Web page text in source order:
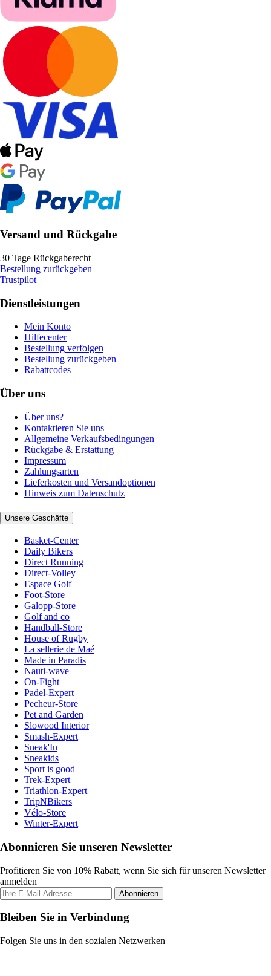
Versand und Rückgabe
30 Tage Rückgaberecht
Bestellung zurückgeben
Trustpilot
Dienstleistungen
Mein Konto
Hilfecenter
Bestellung verfolgen
Bestellung zurückgeben
Rabattcodes
Über uns
Über uns?
Kontaktieren Sie uns
Allgemeine Verkaufsbedingungen
Rückgabe & Erstattung
Impressum
Zahlungsarten
Lieferkosten und Versandoptionen
Hinweis zum Datenschutz
Unsere Geschäfte
Basket-Center
Daily Bikers
Direct Running
Direct-Volley
Espace Golf
Foot-Store
Galopp-Store
Golf and co
Handball-Store
House of Rugby
La sellerie de Maé
Made in Paradis
Nauti-wave
On-Fight
Padel-Expert
Pecheur-Store
Pet and Garden
Slowood Interior
Smash-Expert
Sneak'In
Sneakids
Sport is good
Trek-Expert
Triathlon-Expert
TripNBikers
Vélo-Store
Winter-Expert
Abonnieren Sie unseren Newsletter
Profitieren Sie von 10% Rabatt, wenn Sie sich für unseren Newsletter
anmelden
Abonnieren
Bleiben Sie in Verbindung
Folgen Sie uns in den sozialen Netzwerken